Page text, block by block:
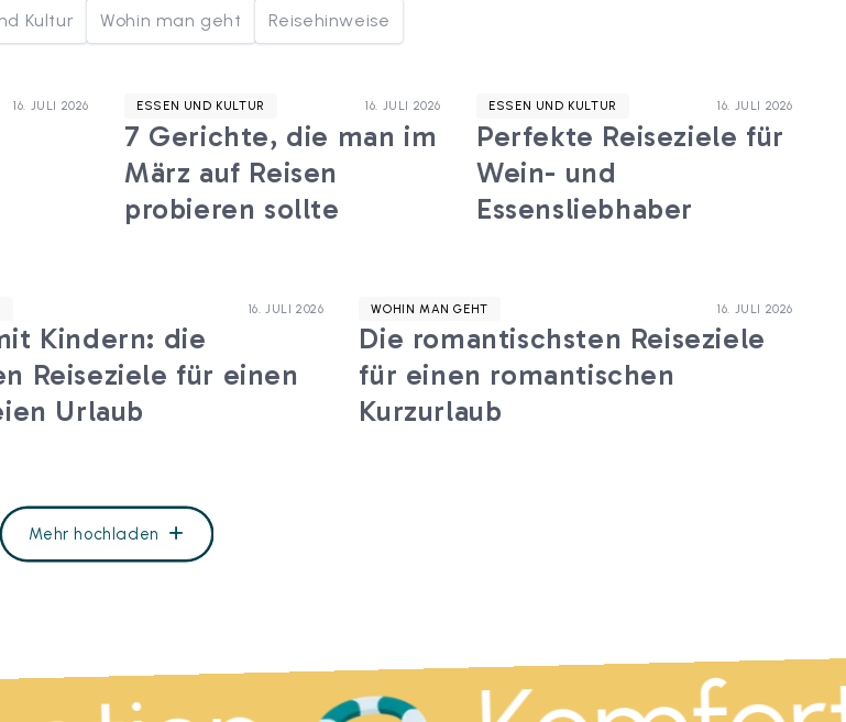
Kultur Wohin man geht Reisehinweise
16. JULI 2026 ESSEN UND KULTUR 16. JULI 2026
7 Gerichte, die man im
März auf Reisen
probieren sollte
ESSEN UND KULTUR 16. JULI 2026
Perfekte Reiseziele für
Wein- und
Essensliebhaber
16. JULI 2026
Kindern: die
Reiseziele für einen
Urlaub
WOHIN MAN GEHT 16. JULI 2026
Die romantischsten Reiseziele
für einen romantischen
Kurzurlaub
Mehr hochladen